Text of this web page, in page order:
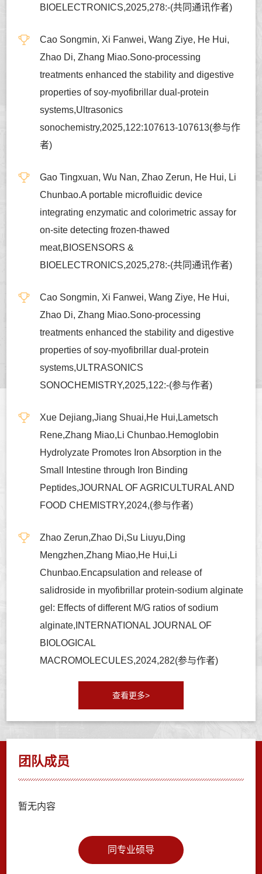
BIOELECTRONICS,2025,278:-(共同通讯作者)
Cao Songmin, Xi Fanwei, Wang Ziye, He Hui,
Zhao Di, Zhang Miao.Sono-processing
treatments enhanced the stability and digestive
properties of soy-myofibrillar dual-protein
systems,Ultrasonics
sonochemistry,2025,122:107613-107613(参与作
者)
Gao Tingxuan, Wu Nan, Zhao Zerun, He Hui, Li
Chunbao.A portable microfluidic device
integrating enzymatic and colorimetric assay for
on-site detecting frozen-thawed
meat,BIOSENSORS &
BIOELECTRONICS,2025,278:-(共同通讯作者)
Cao Songmin, Xi Fanwei, Wang Ziye, He Hui,
Zhao Di, Zhang Miao.Sono-processing
treatments enhanced the stability and digestive
properties of soy-myofibrillar dual-protein
systems,ULTRASONICS
SONOCHEMISTRY,2025,122:-(参与作者)
Xue Dejiang,Jiang Shuai,He Hui,Lametsch
Rene,Zhang Miao,Li Chunbao.Hemoglobin
Hydrolyzate Promotes Iron Absorption in the
Small Intestine through Iron Binding
Peptides,JOURNAL OF AGRICULTURAL AND
FOOD CHEMISTRY,2024,(参与作者)
Zhao Zerun,Zhao Di,Su Liuyu,Ding
Mengzhen,Zhang Miao,He Hui,Li
Chunbao.Encapsulation and release of
salidroside in myofibrillar protein-sodium alginate
gel: Effects of different M/G ratios of sodium
alginate,INTERNATIONAL JOURNAL OF
BIOLOGICAL
MACROMOLECULES,2024,282(参与作者)
查看更多>
团队成员
暂无内容
同专业硕导